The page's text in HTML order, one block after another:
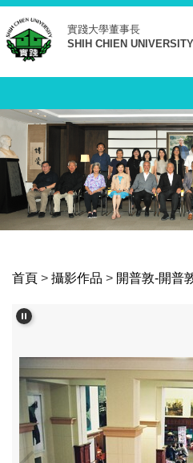
跳
到
主
要
容
區
實踐大學董事長
SHIH CHIEN UNIVERSITY
首頁 > 攝影作品 > 開普敦-開普